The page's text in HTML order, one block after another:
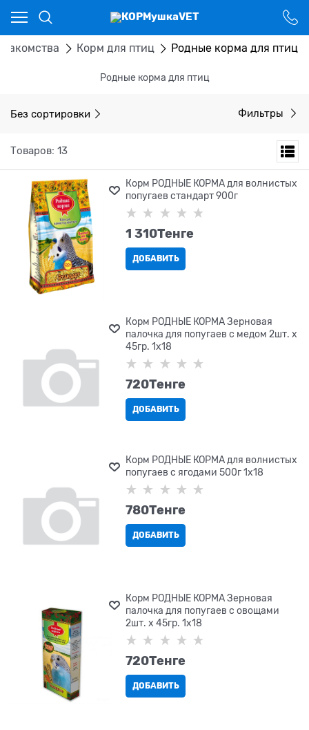
Корм для птиц Родные корма для птиц
Родные корма для птиц
Без сортировки Фильтры
Товаров: 13
Корм РОДНЫЕ КОРМА для волнистых
попугаев стандарт 900г
1 310Tенге
ДОБАВИТЬ
Корм РОДНЫЕ КОРМА Зерновая
палочка для попугаев с медом 2шт. х
45гр. 1х18
720Tенге
ДОБАВИТЬ
Корм РОДНЫЕ КОРМА для волнистых
попугаев с ягодами 500г 1х18
780Tенге
ДОБАВИТЬ
Корм РОДНЫЕ КОРМА Зерновая
палочка для попугаев с овощами
2шт. х 45гр. 1х18
720Tенге
ДОБАВИТЬ
Ваш город - Костанай,
угадали?
НЕТ